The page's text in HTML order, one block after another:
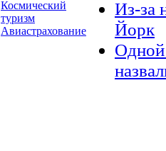
Космический
туризм
Авиастрахование
Из-за
Йорк
Одной